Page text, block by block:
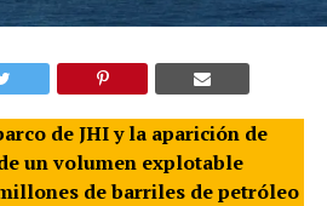
de JHI y la aparición de
un volumen explotable
de barriles de petróleo